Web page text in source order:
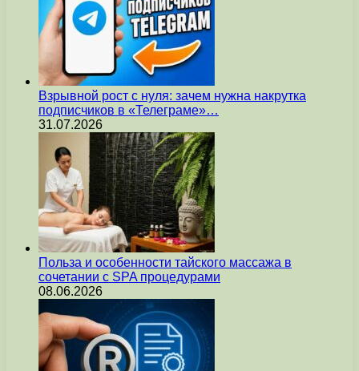
Взрывной рост с нуля: зачем нужна накрутка
подписчиков в «Телеграме»…
31.07.2026
Польза и особенности тайского массажа в
сочетании с SPA процедурами
08.06.2026